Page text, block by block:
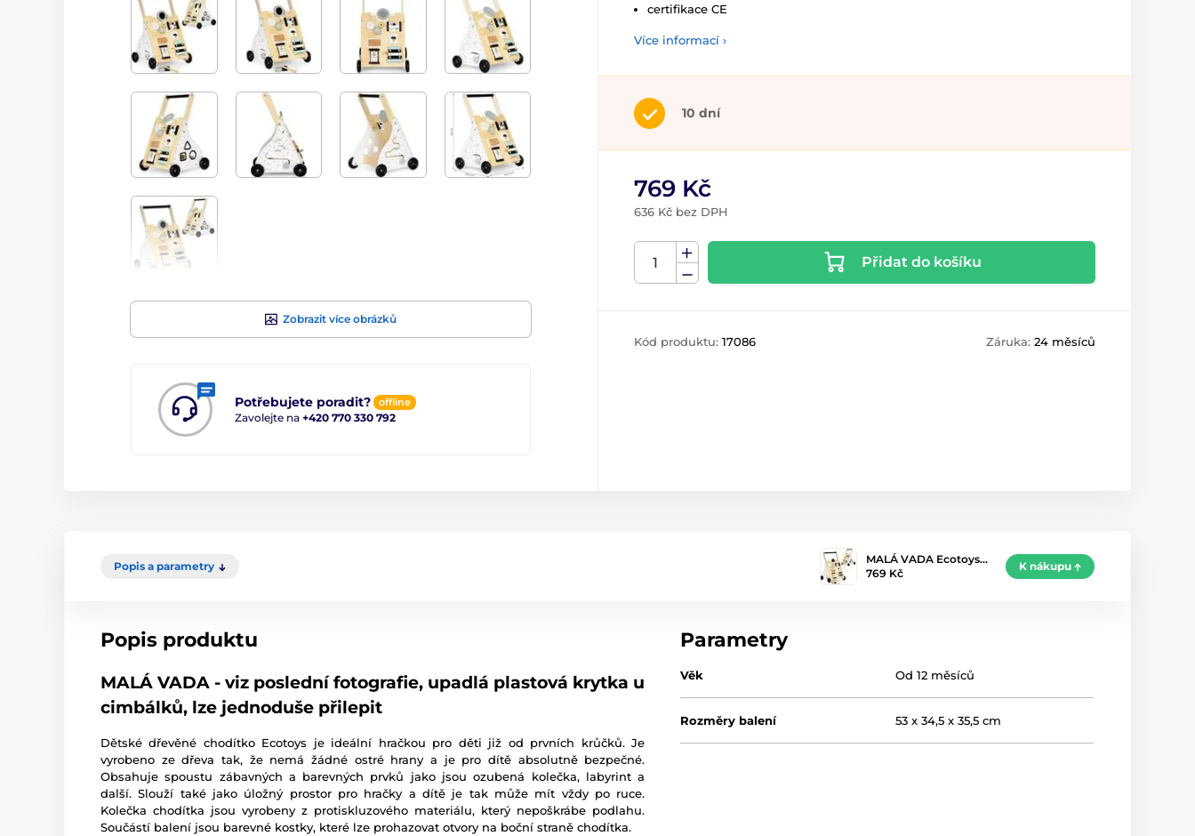
Zobrazit více obrázků
Potřebujete poradit? offline
Zavolejte na +420 770 330 792
certifikace CE
Více informací ›
10 dní
769 Kč
636 Kč bez DPH
Přidat do košíku
Kód produktu: 17086 Záruka: 24 měsíců
Popis a parametry
MALÁ VADA Ecotoys…
769 Kč
K nákupu
Popis produktu
MALÁ VADA - viz poslední fotografie, upadlá plastová krytka u
cimbálků, lze jednoduše přilepit
Dětské dřevěné chodítko Ecotoys je ideální hračkou pro děti již od prvních krůčků. Je
vyrobeno ze dřeva tak, že nemá žádné ostré hrany a je pro dítě absolutně bezpečné.
Obsahuje spoustu zábavných a barevných prvků jako jsou ozubená kolečka, labyrint a
další. Slouží také jako úložný prostor pro hračky a dítě je tak může mít vždy po ruce.
Kolečka chodítka jsou vyrobeny z protiskluzového materiálu, který nepoškrábe podlahu.
Součástí balení jsou barevné kostky, které lze prohazovat otvory na boční straně chodítka.
Parametry
Věk Od 12 měsíců
Rozměry balení 53 x 34,5 x 35,5 cm